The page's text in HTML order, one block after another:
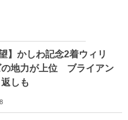
】かしわ記念2着ウィリ
の地力が上位 ブライアン
しも